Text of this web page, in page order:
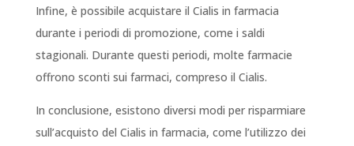
Infine, è possibile acquistare il Cialis in farmacia
durante i periodi di promozione, come i saldi
stagionali. Durante questi periodi, molte farmacie
offrono sconti sui farmaci, compreso il Cialis.
In conclusione, esistono diversi modi per risparmiare
sull’acquisto del Cialis in farmacia, come l’utilizzo dei